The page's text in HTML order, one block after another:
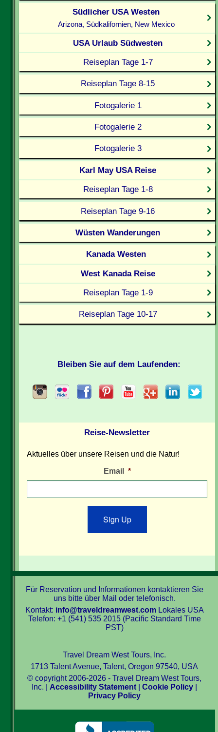
Südlicher USA Westen
Arizona, Südkalifornien, New Mexico
USA Urlaub Südwesten
Reiseplan Tage 1-7
Reiseplan Tage 8-15
Fotogalerie 1
Fotogalerie 2
Fotogalerie 3
Karl May USA Reise
Reiseplan Tage 1-8
Reiseplan Tage 9-16
Wüsten Wanderungen
Kanada Westen
West Kanada Reise
Reiseplan Tage 1-9
Reiseplan Tage 10-17
Bleiben Sie auf dem Laufenden:
Reise-Newsletter
Aktuelles über unsere Reisen und die Natur!
Email *
Sign Up
Für Reservation und Informationen kontaktieren Sie
uns bitte über Mail oder telefonisch.
Kontakt: info@traveldreamwest.comLokales USA
Telefon: +1 (541) 535 2015 (Pacific Standard Time
PST)
Travel Dream West Tours, Inc.
1713 Talent Avenue, Talent, Oregon 97540, USA
© copyright 2006-2026 - Travel Dream West Tours,
Inc. | Accessibility Statement |Cookie Policy
Privacy Policy